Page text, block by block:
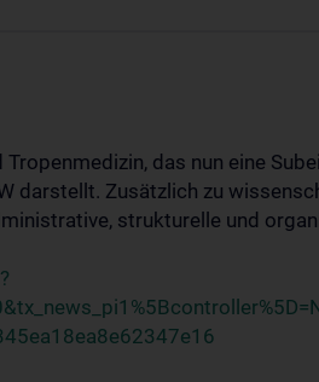
das nun eine
darstellt. Zusätzlich zu
strukturelle und